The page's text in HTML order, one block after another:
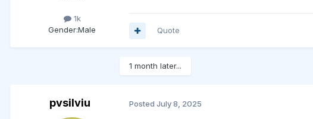
1k
Gender:Male Quote
1 month later...
pvsilviu Posted July 8, 2025